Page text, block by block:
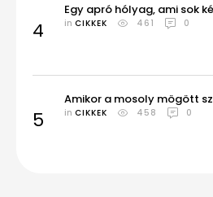
4
Egy apró hólyag, ami sok
in CIKKEK 461 0
5
Amikor a mosoly mögött
in CIKKEK 458 0